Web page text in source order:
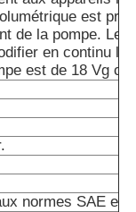
est
de la pompe. Le
en continu le
est de 18 Vg
normes SAE et